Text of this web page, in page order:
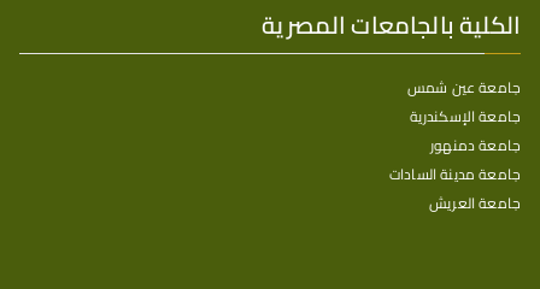
الكلية بالجامعات المصرية
جامعة عين شمس
جامعة الإسكندرية
جامعة دمنهور
جامعة مدينة السادات
جامعة العريش